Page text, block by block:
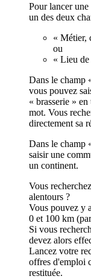
Pour lancer
un des deux
« Métier,
ou
« Lieu
Dans le champ
vous pouvez
« brasserie »
mot. Vous
directement sa
Dans le champ
saisir une
un continent.
Vous
alentours ?
Vous pouvez y
0 et 100 km
Si vous
devez alors
Lancez votre
offres d'emploi
restituée.